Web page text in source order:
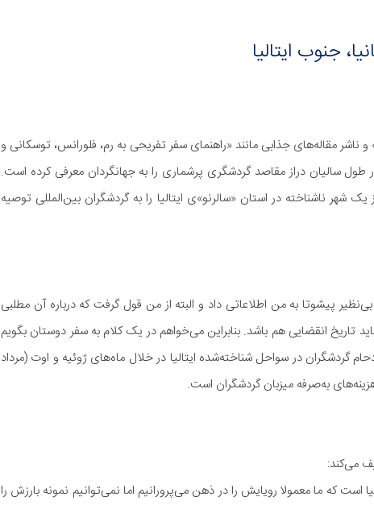
مقاله‌های جذابی مانند «راهنمای سفر تفریحی به رم، فلورانس، توسکانی و
سالیان دراز مقاصد گردشگری پرشماری را به جهانگردان معرفی کرده است.
شهر ناشناخته در استان «سالرنو»ی ایتالیا را به گردشگران بین‌المللی توصیه
پیشوتا به من اطلاعاتی داد و البته از من قول گرفت که درباره آن مطلبی
تاریخ انقضایی هم باشد. بنابراین می‌خواهم در یک کلام به سفر دوستان بگویم
گردشگران در سواحل شناخته‌شده ایتالیا در خلال ماه‌های ژوئیه و اوت (مرداد
به‌صرفه میزبان گردشگران است.
می‌کند:
که ما معمولا رویایش را در ذهن می‌پرورانیم اما نمی‌توانیم نمونه بارزش را